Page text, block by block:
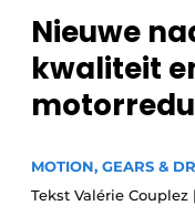
Podcasts
Privacy /
Vacature
Video’s
Nieuwe
kwaliteit
MOTION, GEARS &
Tekst Valérie